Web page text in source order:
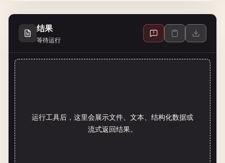
结果
等待运行
运行工具后，这里会展示文件、文本、结构化数据或
流式返回结果。